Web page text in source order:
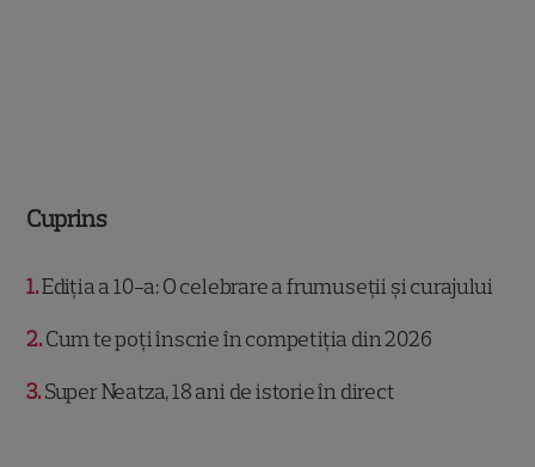
Cuprins
1 Ediția a 10-a: O celebrare a frumuseții și curajului
2 Cum te poți înscrie în competiția din 2026
3 Super Neatza, 18 ani de istorie în direct